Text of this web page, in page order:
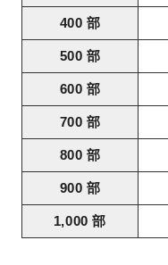
400 部
500 部
600 部
700 部
800 部
900 部
1,000 部